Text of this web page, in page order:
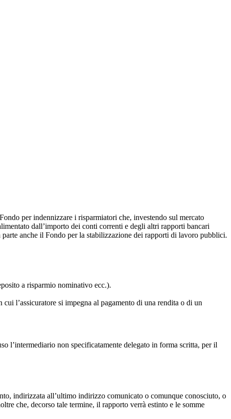
per indennizzare i risparmiatori che, investendo sul mercato
dall’importo dei conti correnti e degli altri rapporti bancari
anche il Fondo per la stabilizzazione dei rapporti di lavoro pubblici.
a risparmio nominativo ecc.).
l’assicuratore si impegna al pagamento di una rendita o di un
l’intermediario non specificatamente delegato in forma scritta, per il
indirizzata all’ultimo indirizzo comunicato o comunque conosciuto, o
che, decorso tale termine, il rapporto verrà estinto e le somme